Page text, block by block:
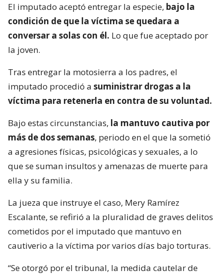
El imputado aceptó entregar la especie, bajo la
condición de que la víctima se quedara a
conversar a solas con él. Lo que fue aceptado por
la joven.
Tras entregar la motosierra a los padres, el
imputado procedió a suministrar drogas a la
víctima para retenerla en contra de su voluntad.
Bajo estas circunstancias, la mantuvo cautiva por
más de dos semanas, periodo en el que la sometió
a agresiones físicas, psicológicas y sexuales, a lo
que se suman insultos y amenazas de muerte para
ella y su familia.
La jueza que instruye el caso, Mery Ramírez
Escalante, se refirió a la pluralidad de graves delitos
cometidos por el imputado que mantuvo en
cautiverio a la víctima por varios días bajo torturas.
“Se otorgó por el tribunal, la medida cautelar de